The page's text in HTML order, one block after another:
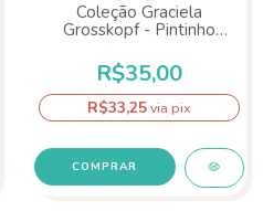
Coleção Graciela
Grosskopf - Pintinho
R$35,00
R$33,25via pix